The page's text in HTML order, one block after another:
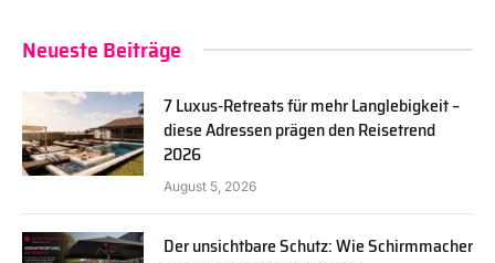
Neueste Beiträge
7 Luxus-Retreats für mehr Langlebigkeit –
diese Adressen prägen den Reisetrend
2026
August 5, 2026
Der unsichtbare Schutz: Wie Schirmmacher